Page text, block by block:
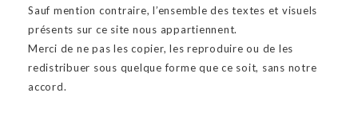
Sauf mention contraire, l’ensemble des textes et visuels
présents sur ce site nous appartiennent.
Merci de ne pas les copier, les reproduire ou de les
redistribuer sous quelque forme que ce soit, sans notre
accord.